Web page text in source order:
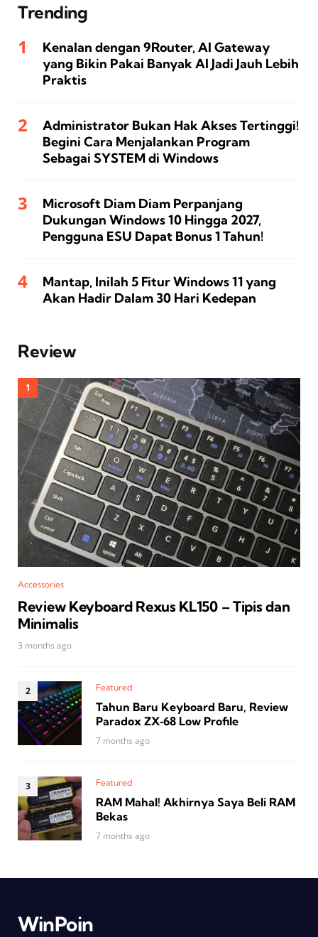
Trending
Kenalan dengan 9Router, AI Gateway
yang Bikin Pakai Banyak AI Jadi Jauh Lebih
Praktis
Administrator Bukan Hak Akses Tertinggi!
Begini Cara Menjalankan Program
Sebagai SYSTEM di Windows
Microsoft Diam Diam Perpanjang
Dukungan Windows 10 Hingga 2027,
Pengguna ESU Dapat Bonus 1 Tahun!
Mantap, Inilah 5 Fitur Windows 11 yang
Akan Hadir Dalam 30 Hari Kedepan
Review
Accessories
Review Keyboard Rexus KL150 – Tipis dan
Minimalis
3 months ago
Featured
Tahun Baru Keyboard Baru, Review
Paradox ZX‑68 Low Profile
7 months ago
Featured
RAM Mahal! Akhirnya Saya Beli RAM
Bekas
7 months ago
WinPoin